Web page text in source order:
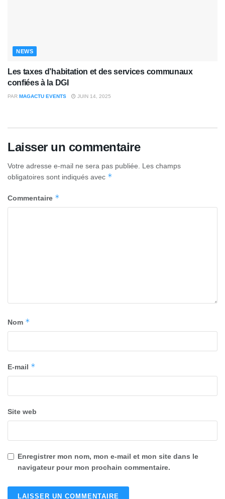
NEWS
Les taxes d’habitation et des services communaux
confiées à la DGI
PAR MAGACTU EVENTS JUIN 14, 2025
Laisser un commentaire
Votre adresse e-mail ne sera pas publiée.
Les champs
obligatoires sont indiqués avec *
Commentaire *
Nom *
E-mail *
Site web
Enregistrer mon nom, mon e-mail et mon site dans le
navigateur pour mon prochain commentaire.